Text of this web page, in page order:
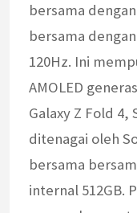
bersama
bersama
120Hz. Ini
AMOLED
Galaxy Z Fold 4,
ditenagai oleh
bersama
internal 512GB.